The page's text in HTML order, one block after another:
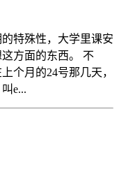
特殊性，大学里课安
方面的东西。 不
个月的24号那几天，
e...